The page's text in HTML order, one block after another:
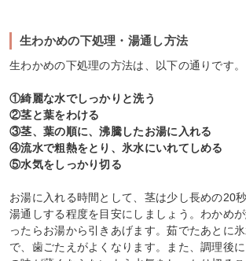
生わかめの下処理・湯通し方法
生わかめの下処理の方法は、以下の通りです。
①綺麗な水でしっかりと洗う
②茎と葉をわける
③茎、葉の順に、沸騰したお湯に入れる
④流水で粗熱をとり、氷水にいれてしめる
⑤水気をしっかり切る
お湯に入れる時間として、茎は少し長めの20
湯通しする程度を目安にしましょう。わかめ
ったらお湯から引きあげます。茹でたあとに
で、歯ごたえがよくなります。また、調理後